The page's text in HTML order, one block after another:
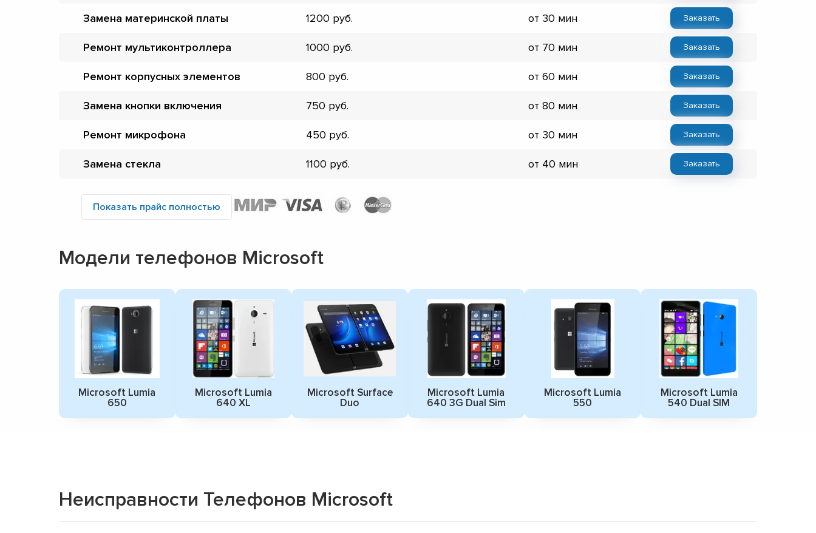
Замена материнской платы 1200 от 30 мин Заказать
Ремонт мультиконтроллера 1000 от 70 мин Заказать
Ремонт корпусных элементов 800 от 60 мин Заказать
Замена кнопки включения 750 от 80 мин Заказать
Ремонт микрофона 450 от 30 мин Заказать
Замена стекла 1100 от 40 мин Заказать
Показать прайс полностью
Модели телефонов Microsoft
Microsoft Lumia
650
Microsoft Lumia
640 XL
Microsoft Surface
Duo
Microsoft Lumia
640 3G Dual Sim
Microsoft Lumia
550
Microsoft Lumia
540 Dual SIM
Неисправности Телефонов Microsoft